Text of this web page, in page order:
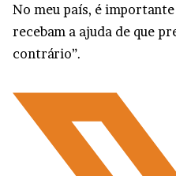
No meu país, é
recebam a ajuda de que
contrário”.